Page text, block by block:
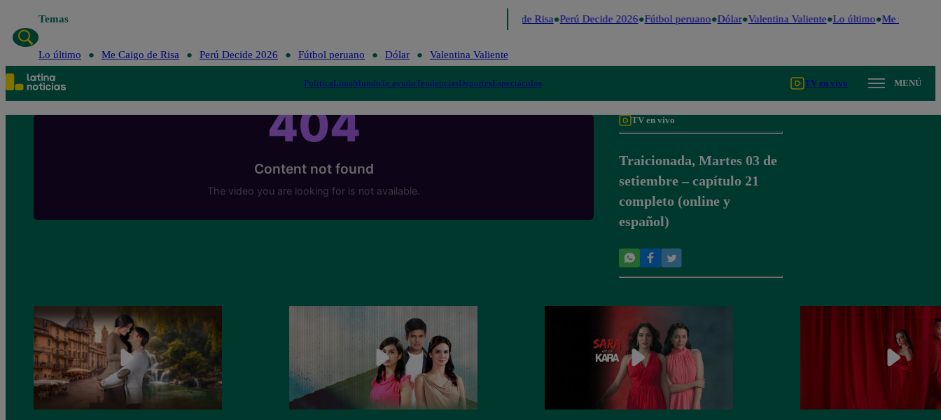
Temas Me Caigo de Risa Perú Decide 2026 Fútbol peruano Dólar Valentina Valiente Lo último Me Caigo de
Lo último Me Caigo de Risa Perú Decide 2026 Fútbol peruano Dólar Valentina Valiente
PolíticaLimaMundoTe ayudoTendenciasDeportesEspectáculos TV en vivo MENÚ
TV en vivo
Traicionada, Martes 03 de
setiembre – capítulo 21
completo (online y
español)